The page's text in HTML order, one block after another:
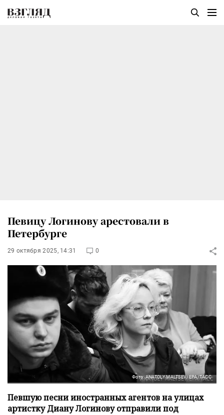
Певицу Логинову арестовали в
Петербурге
29 октября 2025, 14:31 0
Фото: ANATOLY MALTSEV/EPA/ТАСС
Певшую песни иностранных агентов на улицах
артистку Диану Логинову отправили под